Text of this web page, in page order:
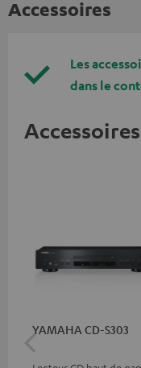
Accessoires
Les
dans le
YAMAHA CD-S303